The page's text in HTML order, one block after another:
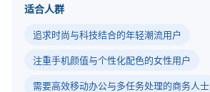
适合人群
追求时尚与科技结合的年轻潮流用户
注重手机颜值与个性化配色的女性用户
需要高效移动办公与多任务处理的商务人士